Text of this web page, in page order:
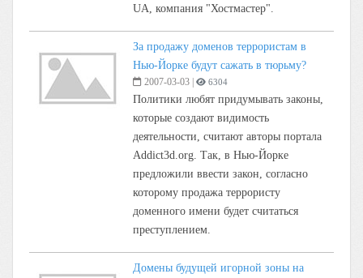
UA, компания "Хостмастер".
За продажу доменов террористам в
Нью-Йорке будут сажать в тюрьму?
2007-03-03 6304
Политики любят придумывать законы,
которые создают видимость
деятельности, считают авторы портала
Addict3d.org. Так, в Нью-Йорке
предложили ввести закон, согласно
которому продажа террористу
доменного имени будет считаться
преступлением.
Домены будущей игорной зоны на